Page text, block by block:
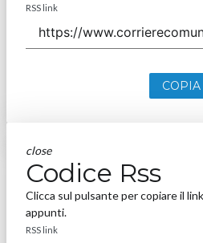
RSS link
close
Codice Rss
Clicca sul pulsante per copiare il
appunti.
RSS link